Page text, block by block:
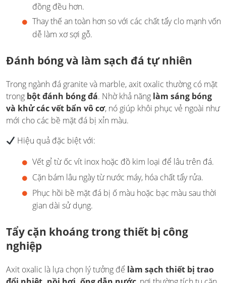
đồng đều hơn.
Thay thế an toàn hơn so với các chất tẩy clo mạnh vốn
dễ làm xơ sợi gỗ.
Đánh bóng và làm sạch đá tự nhiên
Trong ngành đá granite và marble, axit oxalic thường có mặt
trong bột đánh bóng đá. Nhờ khả năng làm sáng bóng
và khử các vết bẩn vô cơ, nó giúp khôi phục vẻ ngoài như
mới cho các bề mặt đá bị xỉn màu.
Hiệu quả đặc biệt với:
Vết gỉ từ ốc vít inox hoặc đồ kim loại để lâu trên đá.
Cặn bám lâu ngày từ nước máy, hóa chất tẩy rửa.
Phục hồi bề mặt đá bị ố màu hoặc bạc màu sau thời
gian dài sử dụng.
Tẩy cặn khoáng trong thiết bị công
nghiệp
Axit oxalic là lựa chọn lý tưởng để làm sạch thiết bị trao